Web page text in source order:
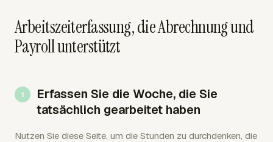
Arbeitszeiterfassung, die Abrechnung und
Payroll unterstützt
Erfassen Sie die Woche, die Sie
tatsächlich gearbeitet haben
Nutzen Sie diese Seite, um die Stunden zu durchdenken, die